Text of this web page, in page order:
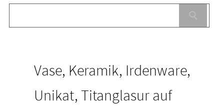
Vase, Keramik, Irdenware,
Unikat, Titanglasur auf